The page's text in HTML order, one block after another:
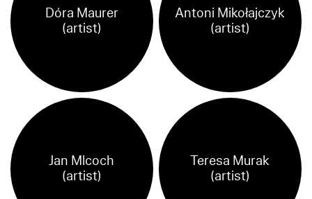
Dóra Maurer
(artist)
Antoni Mikołajczyk
(artist)
Jan Mlcoch
(artist)
Teresa Murak
(artist)